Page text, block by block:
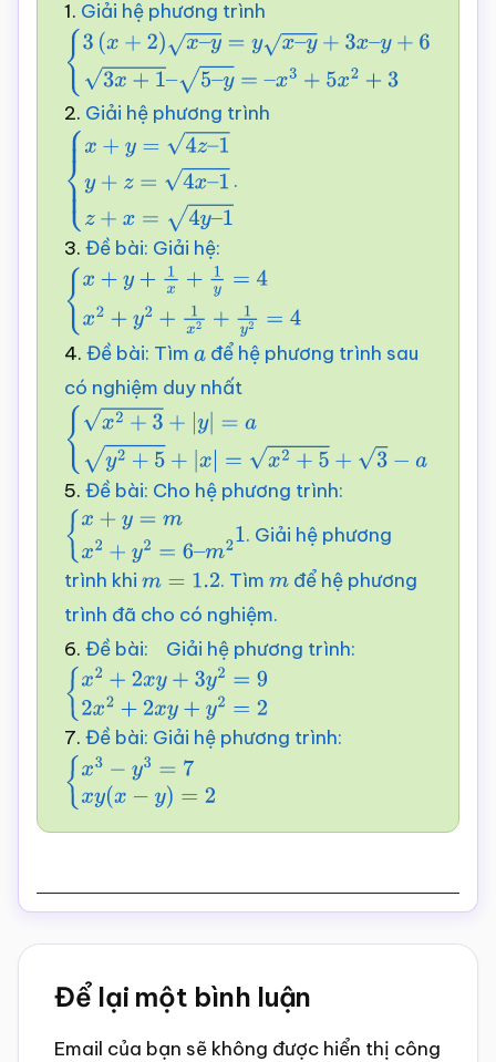
1. Giải hệ phương trình
{3 x+2)x–y yx–y+ y+ 6 1) 3x + –5
x3 +5x 2 +3 2 )
2. Giải hệ phương trình
{x +y= 4z–
y +z= 4x –
1z +x=4y–1
.
3. Đề bài: Giải hệ:
{x y 1 +1 = 4x + 2 +
4. Đề bài: Tìm ađể hệ phương trình sau
có nghiệm duy nhất
{x +3+|y|= 2 + |=x2+5+
a
5. Đề bài: Cho hệ phương trình:
{x y = x2 2
–
m2
1. Giải hệ phương
trình khi m=1. 2. Tìmm để hệ phương
trình đã cho có nghiệm.
6. Đề bài: Giải hệ phương trình:
{x2+2 x +3y 2 = 92 +2
7. Đề bài: Giải hệ phương trình:
{x3−y3 = xy −y
Reader
Interactions
Để lại một bình luận
Email của bạn sẽ không được hiển thị công